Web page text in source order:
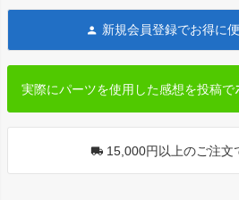
新規会員登録でお得に
実際にパーツを使用した感想を投稿で
15,000円以上のご注文